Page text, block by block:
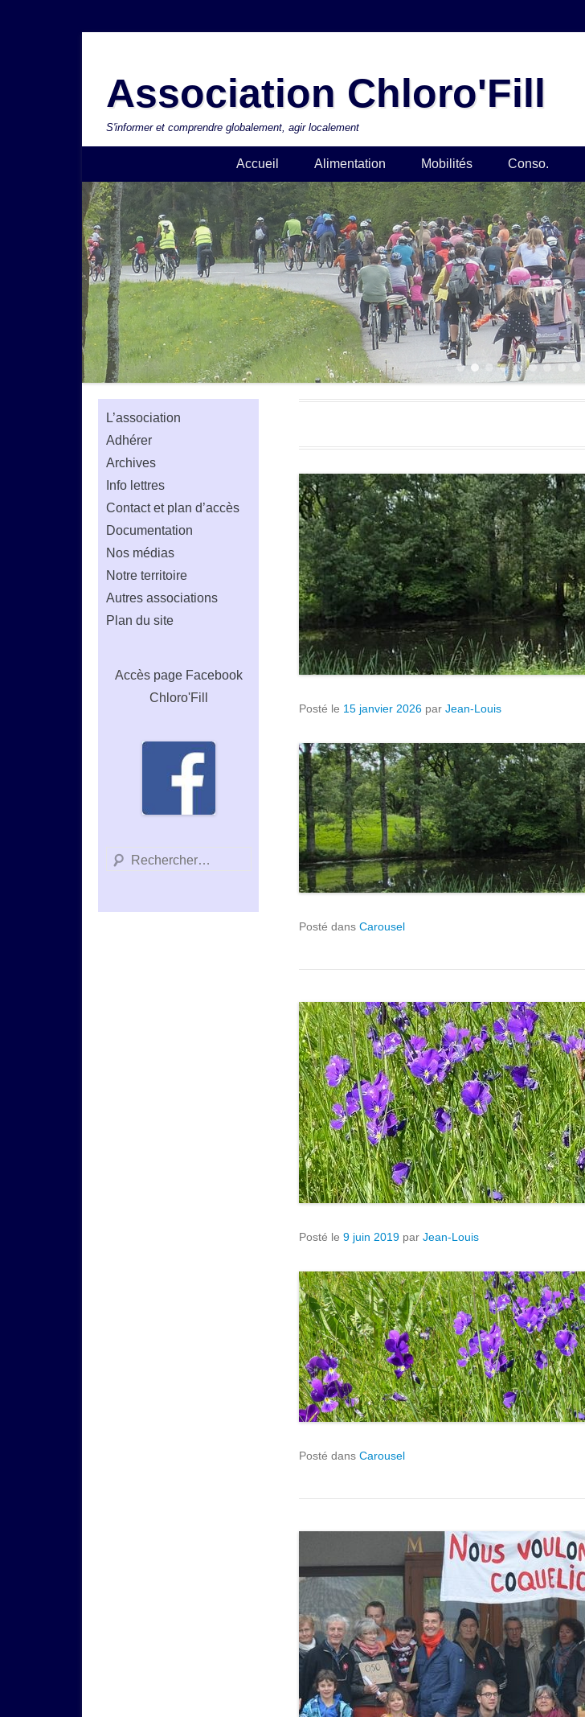
contenuAssociation Chloro'Fill
S'informer et comprendre globalement, agir localement
Accueil Alimentation Mobilités Conso.
1 2 3 5 6 7
Posté le 15 janvier 2026 par Jean-Louis
Posté dans Carousel
Posté le 9 juin 2019 par Jean-Louis
Posté dans Carousel
L’association
Adhérer
Archives
Info lettres
Contact et plan d’accès
Documentation
Nos médias
Notre territoire
Autres associations
Plan du site
Accès page Facebook
Chloro'Fill
Recherche